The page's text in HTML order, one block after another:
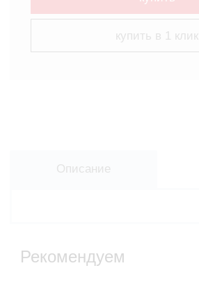
купить в 1 клик
Описание
Рекомендуем